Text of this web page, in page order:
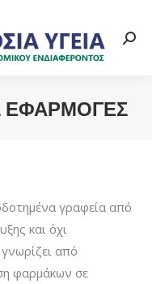
ΕΦΑΡΜΟΓΕΣ
γραφεία από
και όχι
από
φαρμάκων σε